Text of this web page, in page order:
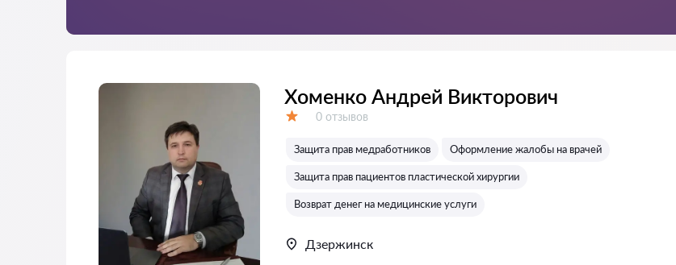
Хоменко Андрей Викторович
Отзывов:
0 отзывов
Защита прав медработников Оформление жалобы на врачей
Защита прав пациентов пластической хирургии
Возврат денег на медицинские услуги
Дзержинск